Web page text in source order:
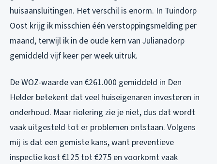
huisaansluitingen. Het verschil is enorm. In Tuindorp
Oost krijg ik misschien één verstoppingsmelding per
maand, terwijl ik in de oude kern van Julianadorp
gemiddeld vijf keer per week uitruk.
De WOZ-waarde van €261.000 gemiddeld in Den
Helder betekent dat veel huiseigenaren investeren in
onderhoud. Maar riolering zie je niet, dus dat wordt
vaak uitgesteld tot er problemen ontstaan. Volgens
mij is dat een gemiste kans, want preventieve
inspectie kost €125 tot €275 en voorkomt vaak